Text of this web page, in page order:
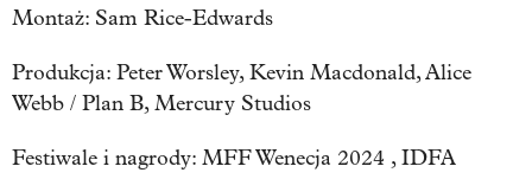
Montaż: Sam Rice-Edwards
Produkcja: Peter Worsley, Kevin Macdonald, Alice
Webb / Plan B, Mercury Studios
Festiwale i nagrody: MFF Wenecja 2024 , IDFA